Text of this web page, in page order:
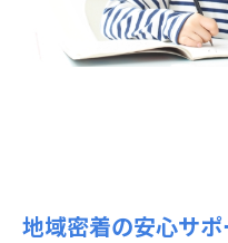
地域密着の安心サポ